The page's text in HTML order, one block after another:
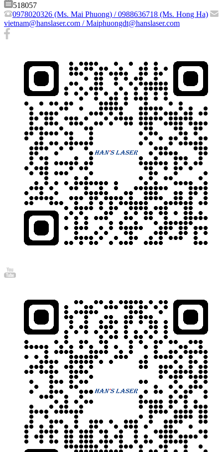
518057
0978020326 (Ms. Mai Phuong) / 0988636718 (Ms. Hong Ha)
vietnam@hanslaser.com / Maiphuongdt@hanslaser.com